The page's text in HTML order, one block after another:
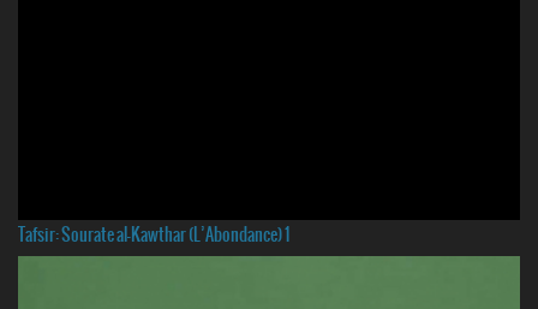
Tafsir: Sourate al-Kawthar (L’Abondance) 1